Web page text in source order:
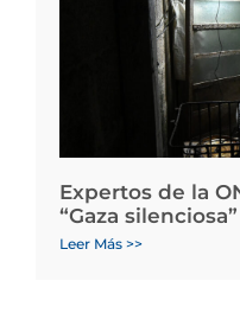
Expertos de la
“Gaza
Leer Más >>